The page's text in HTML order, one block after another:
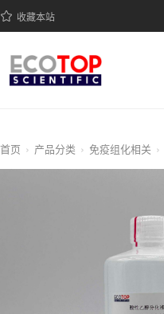
收藏本站
首页 产品分类 免疫组化相关